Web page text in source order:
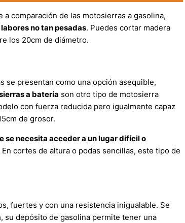
comparación de las motosierras a gasolina,
no tan pesadas. Puedes cortar madera
los 20cm de diámetro.
se presentan como una opción asequible,
a batería son otro tipo de motosierra
con fuerza reducida pero igualmente capaz
de grosor.
se necesita acceder a un lugar difícil o
cortes de altura o podas sencillas, este tipo de
fuertes y con una resistencia inigualable. Se
, su depósito de gasolina permite tener una